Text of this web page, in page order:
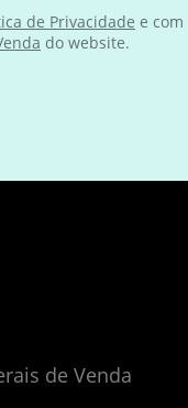
de Privacidade e com
do website.
de Venda